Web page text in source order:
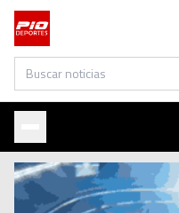
Buscar